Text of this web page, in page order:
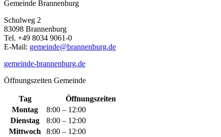
Gemeinde Brannenburg
Schulweg 2
83098 Brannenburg
Tel. +49 8034 9061-0
E-Mail: gemeinde@brannenburg.de
gemeinde-brannenburg.de
Öffnungszeiten Gemeinde
Tag
Öffnungszeiten
Montag
8:00 – 12:00
Dienstag
8:00 – 12:00
Mittwoch
8:00 – 12:00